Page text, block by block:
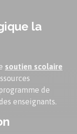
la
soutien scolaire
de
enseignants.